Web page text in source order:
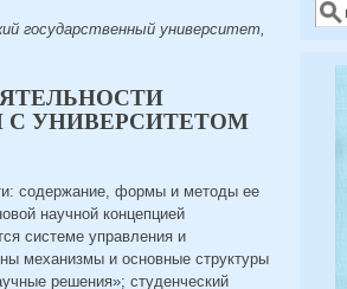
государственный университет,
С УНИВЕРСИТЕТОМ
содержание, формы и методы ее
научной концепцией
системе управления и
механизмы и основные структуры
решения»; студенческий